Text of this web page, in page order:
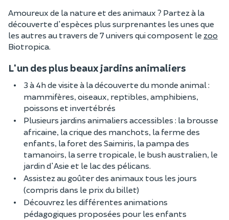
Amoureux de la nature et des animaux ? Partez à la
découverte d'espèces plus surprenantes les unes que
les autres au travers de 7 univers qui composent le zoo
Biotropica.
L'un des plus beaux jardins animaliers
3 à 4h de visite à la découverte du monde animal :
mammifères, oiseaux, reptibles, amphibiens,
poissons et invertébrés
Plusieurs jardins animaliers accessibles : la brousse
africaine, la crique des manchots, la ferme des
enfants, la foret des Saimiris, la pampa des
tamanoirs, la serre tropicale, le bush australien, le
jardin d'Asie et le lac des pélicans.
Assistez au goûter des animaux tous les jours
(compris dans le prix du billet)
Découvrez les différentes animations
pédagogiques proposées pour les enfants